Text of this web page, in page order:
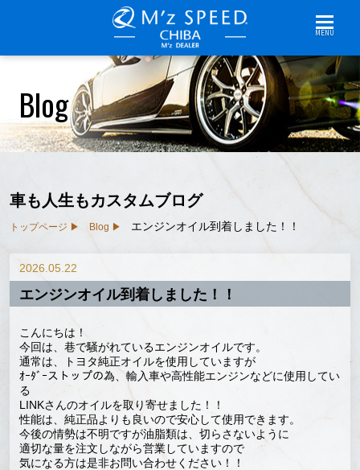
MENU
Blog
車も人生もカスタムブログ
トップページ Blog エンジンオイル到着しました！！
2026.05.22
エンジンオイル到着しました！！
こんにちは！
今回は、巷で騒がれているエンジンオイルです。
通常は、トヨタ純正オイルを使用していますが
ｵｰﾀﾞｰストップの為、輸入車や高性能エンジンなどに使用してい
る
LINKさんのオイルを取り寄せました！！
性能は、純正品よりも良いので安心して使用できます。
今後の情勢は不明ですが油脂類は、切らさないように
適切な量を注文しながら営業していますので
気になる方は是非お問い合わせください！！